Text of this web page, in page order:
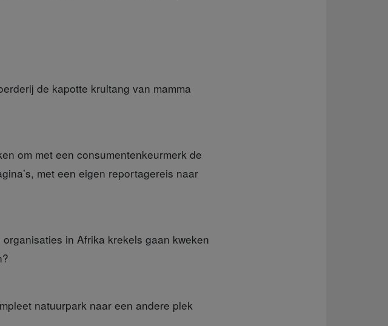
de kapotte krultang van mamma
om met een consumentenkeurmerk de
met een eigen reportagereis naar
in Afrika krekels gaan kweken
natuurpark naar een andere plek